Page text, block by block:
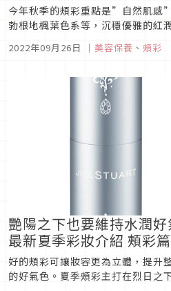
今年秋季的頰彩重點是”自然肌感
勃根地楓葉色系等，沉穩優雅的紅
容商品吧。
2022年09月26日 ｜ 美容保養 、 頰彩
艷陽之下也要維持水潤
最新夏季彩妝介紹 頰彩篇
好的頰彩可讓妝容更為立體，提升
的好氣色。夏季頰彩主打在烈日之